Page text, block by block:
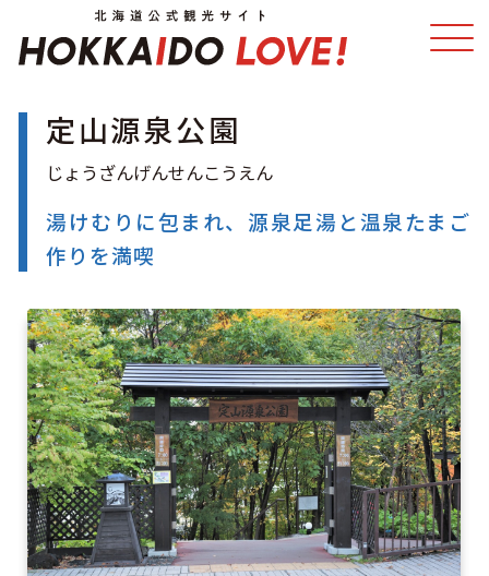
温泉 イベント
モデルコース
グルメ 旅の予約
アクセス
キュンちゃんオンラインショップ
北海道はやわかり
定山源泉公園
湯けむりに包まれ、源泉足湯と温泉たまご
作りを満喫